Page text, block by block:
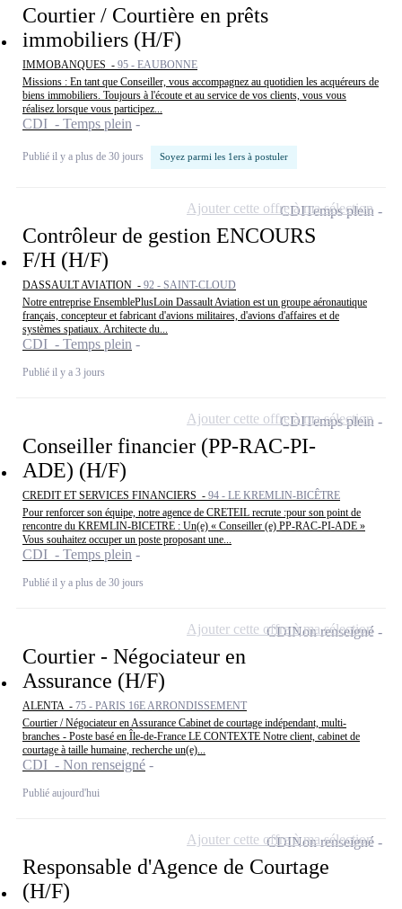
Courtier / Courtière en prêts
immobiliers (H/F)
IMMOBANQUES - 95 - EAUBONNE
Missions : En tant que Conseiller, vous accompagnez au quotidien les acquéreurs de
biens immobiliers. Toujours à l'écoute et au service de vos clients, vous vous
réalisez lorsque vous participez...
CDI - Temps plein
Publié il y a plus de 30 jours Soyez parmi les 1ers à postuler
Contrôleur de gestion ENCOURS
F/H (H/F)
DASSAULT AVIATION - 92 - SAINT-CLOUD
Notre entreprise EnsemblePlusLoin Dassault Aviation est un groupe aéronautique
français, concepteur et fabricant d'avions militaires, d'avions d'affaires et de
systèmes spatiaux. Architecte du...
CDI - Temps plein
Publié il y a 3 jours
CDITemps plein
Ajouter cette offre à ma sélection
Conseiller financier (PP-RAC-PI-
ADE) (H/F)
CREDIT ET SERVICES FINANCIERS - 94 - LE KREMLIN-BICÊTRE
Pour renforcer son équipe, notre agence de CRETEIL recrute :pour son point de
rencontre du KREMLIN-BICETRE : Un(e) « Conseiller (e) PP-RAC-PI-ADE »
Vous souhaitez occuper un poste proposant une...
CDI - Temps plein
Publié il y a plus de 30 jours
CDITemps plein
Ajouter cette offre à ma sélection
Courtier - Négociateur en
Assurance (H/F)
ALENTA - 75 - PARIS 16E ARRONDISSEMENT
Courtier / Négociateur en Assurance Cabinet de courtage indépendant, multi-
branches - Poste basé en Île-de-France LE CONTEXTE Notre client, cabinet de
courtage à taille humaine, recherche un(e)...
CDI - Non renseigné
Publié aujourd'hui
CDINon renseigné
Ajouter cette offre à ma sélection
Responsable d'Agence de Courtage
(H/F)
CDINon renseigné
Ajouter cette offre à ma sélection